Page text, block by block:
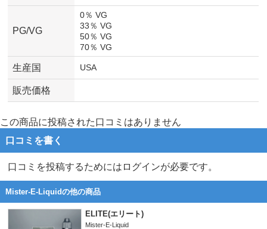
PG/VG
0％ VG
33％ VG
50％ VG
70％ VG
生産国 USA
販売価格
この商品に投稿された口コミはありません
口コミを書く
口コミを投稿するためにはログインが必要です。
Mister-E-Liquidの他の商品
ELITE(エリート)
Mister-E-Liquid